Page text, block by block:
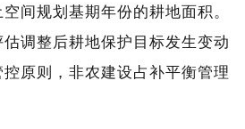
间规划基期年份的耕地面积。
调整后耕地保护目标发生变动
原则，非农建设占补平衡管理